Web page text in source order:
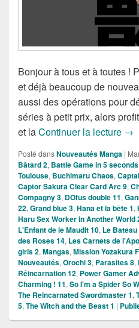
Bonjour à tous et à toutes !
et déjà beaucoup de
aussi des opérations pour
séries à petit prix, alors
et laContinuer la lecture →
Posté dansNouveautés Manga |
Bâtard 2, Battle Game in 5 seconds
Toulouse, Buchimaru Chaos,
Captor Sakura Clear Card Arc 9,
Compagny 3, DOfus double 11,
22, Grand blue 3, Hana et la bête 1,
Haru Sex Worker in Another World
L'Enfant de le Maudit 10, Le
des Roses 14, Les Carnets de
girls 2, Mangas, Mission Yozakura
Nouveautés, Orochi 3, Parasites 8,
Réincarnation 12, Power Gamer
Charming ! 11, So I'm a Spider So
The Reincarnated Swordmaster 1,
5, The Witch and the Beast 1 |